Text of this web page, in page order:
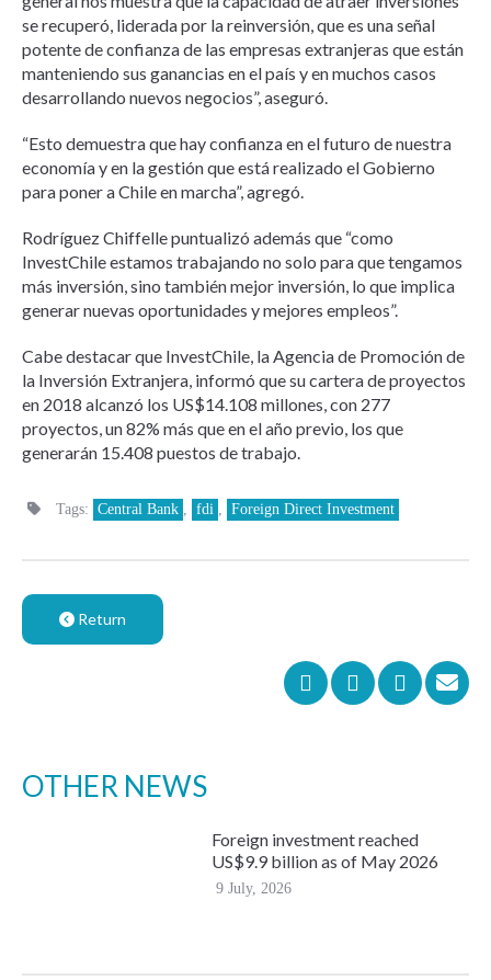
se recuperó, liderada por la reinversión, que es una señal
potente de confianza de las empresas extranjeras que están
manteniendo sus ganancias en el país y en muchos casos
desarrollando nuevos negocios”, aseguró.
“Esto demuestra que hay confianza en el futuro de nuestra
economía y en la gestión que está realizado el Gobierno
para poner a Chile en marcha”, agregó.
Rodríguez Chiffelle puntualizó además que “como
InvestChile estamos trabajando no solo para que tengamos
más inversión, sino también mejor inversión, lo que implica
generar nuevas oportunidades y mejores empleos”.
Cabe destacar que InvestChile, la Agencia de Promoción de
la Inversión Extranjera, informó que su cartera de proyectos
en 2018 alcanzó los US$14.108 millones, con 277
proyectos, un 82% más que en el año previo, los que
generarán 15.408 puestos de trabajo.
Tags: Central Bank , fdi , Foreign Direct Investment
Return
OTHER NEWS
Foreign investment reached
US$9.9 billion as of May 2026
9 July, 2026